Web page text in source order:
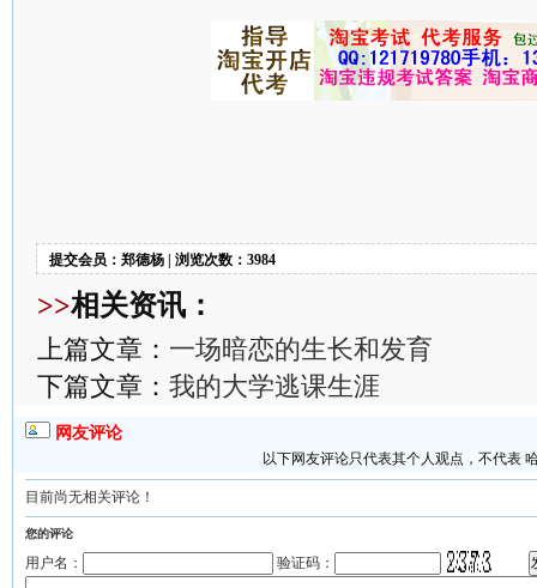
提交会员：郑德杨 | 浏览次数：3984
>>相关资讯：
上篇文章： 一场暗恋的生长和发育
下篇文章： 我的大学逃课生涯
网友评论
以下网友评论只代表其个人观点，不代表
目前尚无相关评论！
您的评论
用户名： 验证码：